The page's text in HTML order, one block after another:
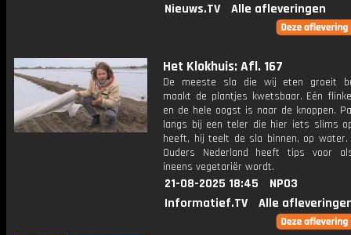
Nieuws.TV
Alle afleveringen
Het Klokhuis: Afl. 167
De meeste sla die wij eten groeit
maakt de plantjes kwetsbaar. Eén
en de hele oogst is naar de knoppen.
langs bij een teler die hier iets slims
heeft, hij teelt de sla binnen, op water.
Ouders Nederland heeft tips voor
ineens vegetariër wordt.
21-08-2025 18:45
NPO3
Informatief.TV
Alle